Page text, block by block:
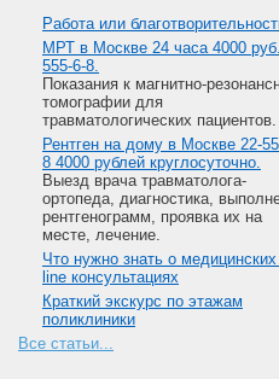
Работа или
МРТ в Москве 24 часа 4000
555-6-8.
Показания к магнитно-
томографии для
травматологических пациентов.
Рентген на дому в Москве 22-
8 4000 рублей круглосуточно.
Выезд врача травматолога-
ортопеда, диагностика,
рентгенограмм, проявка их на
месте, лечение.
Что нужно знать о
line консультациях
Краткий экскурс по этажам
поликлиники
Все статьи...